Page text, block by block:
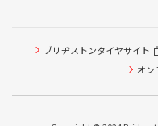
ブリヂストンタイヤサイト
オン